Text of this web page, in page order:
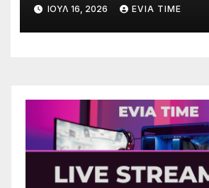
πυρκαγιάς
ΙΟΎΛ 16, 2026 EVIA TIME